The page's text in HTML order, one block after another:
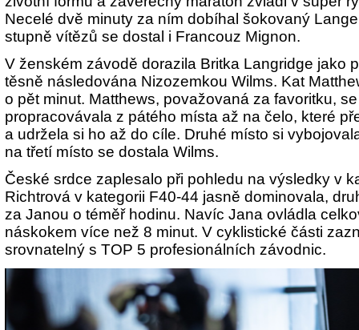
Necelé dvě minuty za ním dobíhal šokovaný
stupně vítězů se dostal i Francouz Mignon.
V ženském závodě dorazila Britka Langridge jako
těsně následována Nizozemkou Wilms. Kat
o pět minut. Matthews, považovaná za favoritku,
propracovávala z pátého místa až na čelo, které
a udržela si ho až do cíle. Druhé místo si
na třetí místo se dostala Wilms.
České srdce zaplesalo při pohledu na výsledky v
Richtrová v kategorii F40-44 jasně dominovala,
za Janou o téměř hodinu. Navíc Jana ovládla
náskokem více než 8 minut. V cyklistické části
srovnatelný s TOP 5 profesionálních závodnic.